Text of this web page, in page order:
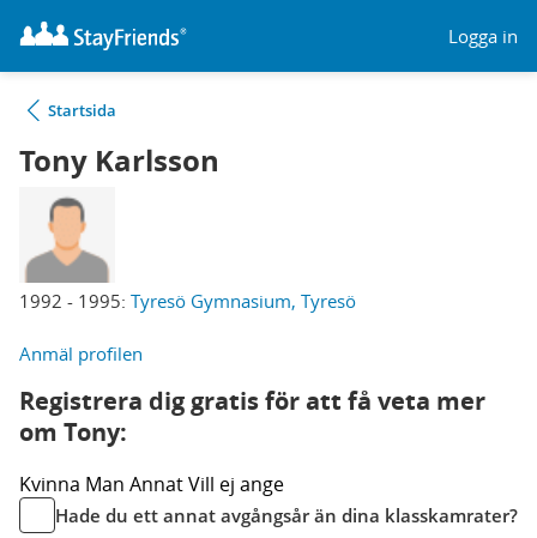
Logga in
Startsida
Tony Karlsson
1992 - 1995: Tyresö Gymnasium, Tyresö
Anmäl profilen
Registrera dig gratis för att få veta mer
om Tony:
Kvinna Man AnnatVill ej ange
Hade du ett annat avgångsår än dina klasskamrater?